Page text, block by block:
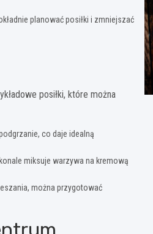
planować posiłki i zmniejszać
posiłki, które można
co daje idealną
miksuje warzywa na kremową
można przygotować